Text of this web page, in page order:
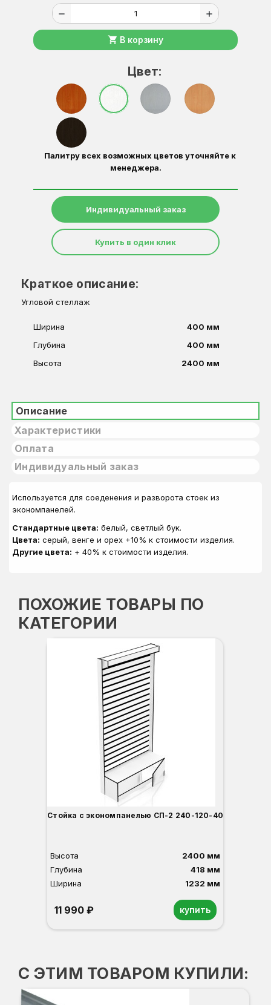
remove add
shopping_cart В корзину
Цвет:
Палитру всех возможных цветов уточняйте к
менеджера.
Индивидуальный заказ
Купить в один клик
Краткое описание:
Угловой стеллаж
Ширина
400 мм
Глубина
400 мм
Высота
2400 мм
Описание
Характеристики
Оплата
Индивидуальный заказ
Используется для соеденения и разворота стоек из
экономпанелей.
Стандартные цвета: белый, светлый бук.
Цвета: серый, венге и орех +10% к стоимости изделия.
Другие цвета: + 40% к стоимости изделия.
ПОХОЖИЕ ТОВАРЫ ПО
КАТЕГОРИИ
Стойка с экономпанелью СП-2 240-120-40
Высота
2400 мм
Глубина
418 мм
Ширина
1232 мм
11 990 ₽ купить
С ЭТИМ ТОВАРОМ КУПИЛИ: